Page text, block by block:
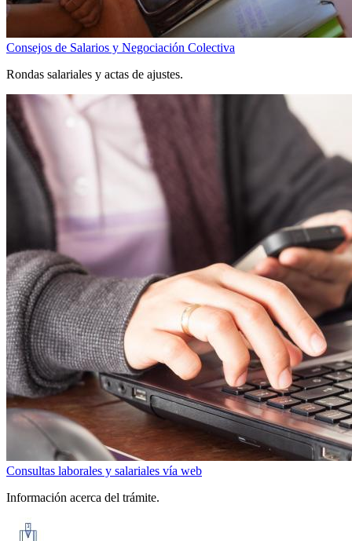
Consejos de Salarios y Negociación Colectiva
Rondas salariales y actas de ajustes.
Consultas laborales y salariales vía web
Información acerca del trámite.